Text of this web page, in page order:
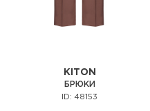
KITON
БРЮКИ
ID: 48153